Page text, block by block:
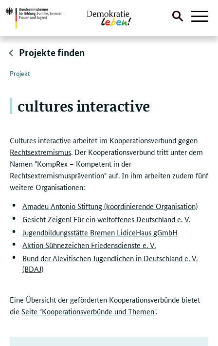
Direktlink:
Suche
Projekte finden
Projekt
cultures interactive
Cultures interactive arbeitet im Kooperationsverbund gegen
Rechtsextremismus. Der Kooperationsverbund tritt unter dem
Namen "KompRex – Kompetent in der
Rechtsextremismusprävention" auf. In ihm arbeiten zudem fünf
weitere Organisationen:
Amadeu Antonio Stiftung (koordinierende Organisation)
Gesicht Zeigen! Für ein weltoffenes Deutschland e. V.
Jugendbildungsstätte Bremen LidiceHaus gGmbH
Aktion Sühnezeichen Friedensdienste e. V.
Bund der Alevitischen Jugendlichen in Deutschland e. V.
(BDAJ)
Eine Übersicht der geförderten Kooperationsverbünde bietet
die Seite "Kooperationsverbünde und Themen".